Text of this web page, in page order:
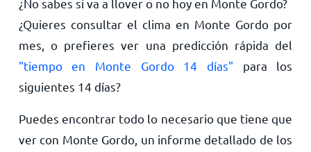
¿No sabes si va a llover o no hoy en Monte Gordo?
¿Quieres consultar el clima en Monte Gordo por
mes, o prefieres ver una predicción rápida del
"tiempo en Monte Gordo 14 días" para los
siguientes 14 días?
Puedes encontrar todo lo necesario que tiene que
ver con Monte Gordo, un informe detallado de los